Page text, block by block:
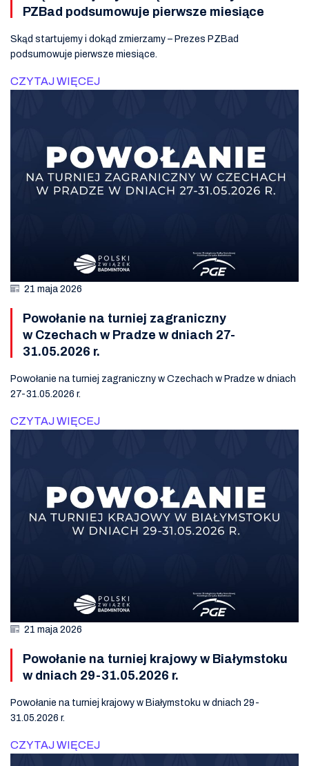
PZBad podsumowuje pierwsze miesiące
Skąd startujemy i dokąd zmierzamy – Prezes PZBad
podsumowuje pierwsze miesiące.
CZYTAJ WIĘCEJ
21 maja 2026
Powołanie na turniej zagraniczny
w Czechach w Pradze w dniach 27-
31.05.2026 r.
Powołanie na turniej zagraniczny w Czechach w Pradze w dniach
27-31.05.2026 r.
CZYTAJ WIĘCEJ
21 maja 2026
Powołanie na turniej krajowy w Białymstoku
w dniach 29-31.05.2026 r.
Powołanie na turniej krajowy w Białymstoku w dniach 29-
31.05.2026 r.
CZYTAJ WIĘCEJ